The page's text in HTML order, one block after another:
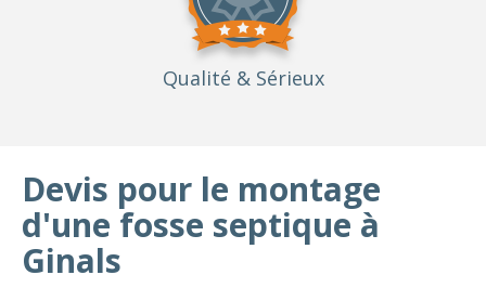
Qualité & Sérieux
Devis pour le montage
d'une fosse septique à
Ginals